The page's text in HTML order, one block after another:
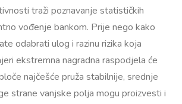
traži poznavanje statističkih
vođenje bankom. Prije nego kako
odabrati ulog i razinu rizika koja
ekstremna nagradna raspodjela će
najčešće pruža stabilnije, srednje
strane vanjske polja mogu proizvesti i